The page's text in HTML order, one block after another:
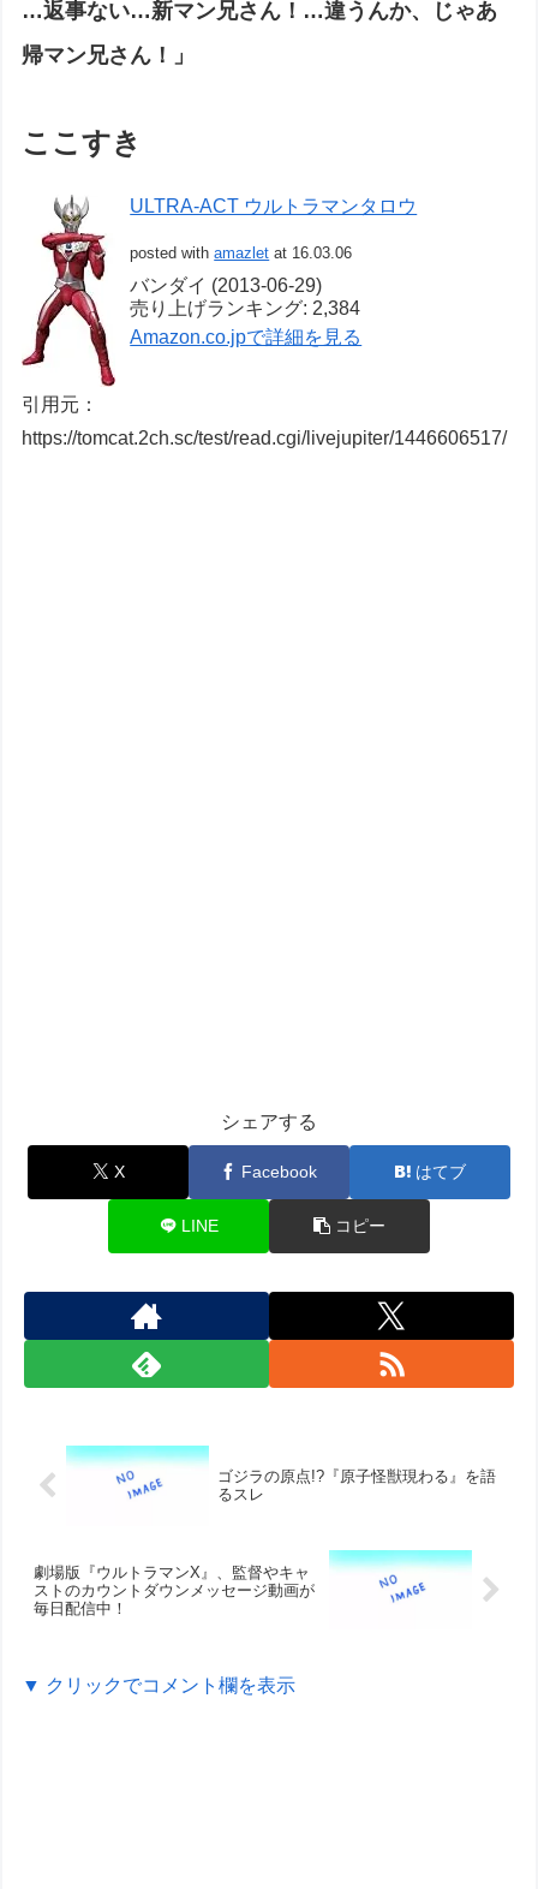
…返事ない…新マン兄さん！…違うんか、じゃあ
帰マン兄さん！」
ここすき
ULTRA-ACT ウルトラマンタロウ
posted withamazlet at 16.03.06
バンダイ (2013-06-29)
売り上げランキング: 2,384
Amazon.co.jpで詳細を見る
引用元：
https://tomcat.2ch.sc/test/read.cgi/livejupiter/1446606517/
シェアする
X Facebook はてブ
LINE コピー
ゴジラの原点!?『原子怪獣現わる』を語
るスレ
劇場版『ウルトラマンX』、監督やキャ
ストのカウントダウンメッセージ動画が
毎日配信中！
▼ クリックでコメント欄を表示